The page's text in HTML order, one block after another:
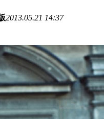
2013.05.21 14:37